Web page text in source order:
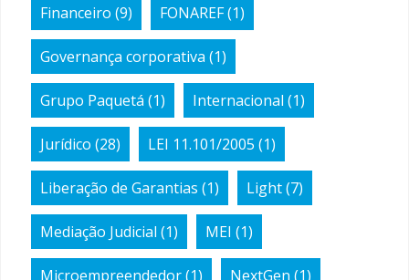
Financeiro (9) FONAREF(1)
Governança corporativa (1)
Grupo Paquetá (1) Internacional (1)
Jurídico (28) LEI 11.101/2005 (1)
Liberação de Garantias (1) Light(7)
Mediação Judicial (1) MEI (1)
Microempreendedor(1) NextGen (1)